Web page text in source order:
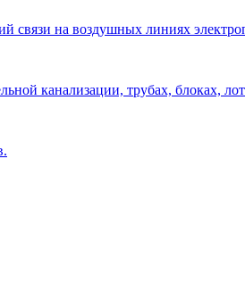
связи на воздушных линиях
канализации, трубах, блоках,